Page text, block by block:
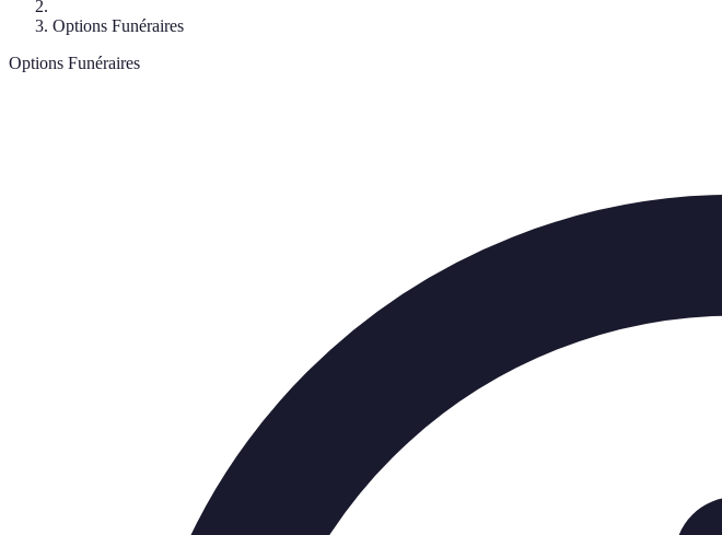
Options Funéraires
Options Funéraires